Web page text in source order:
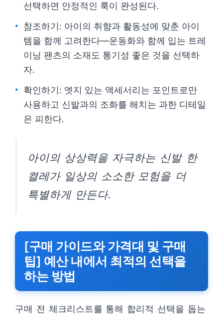
선택하면 안정적인 룩이 완성된다.
참조하기: 아이의 취향과 활동성에 맞춘 아이
템을 함께 고려한다—운동화와 함께 입는 트레
이닝 팬츠의 소재도 통기성 좋은 것을 선택하
자.
확인하기: 엣지 있는 액세서리는 포인트로만
사용하고 신발과의 조화를 해치는 과한 디테일
은 피한다.
아이의 상상력을 자극하는 신발 한
켤레가 일상의 소소한 모험을 더
특별하게 만든다.
[구매 가이드와 가격대 및 구매
팁] 예산 내에서 최적의 선택을
하는 방법
구매 전 체크리스트를 통해 합리적 선택을 돕는